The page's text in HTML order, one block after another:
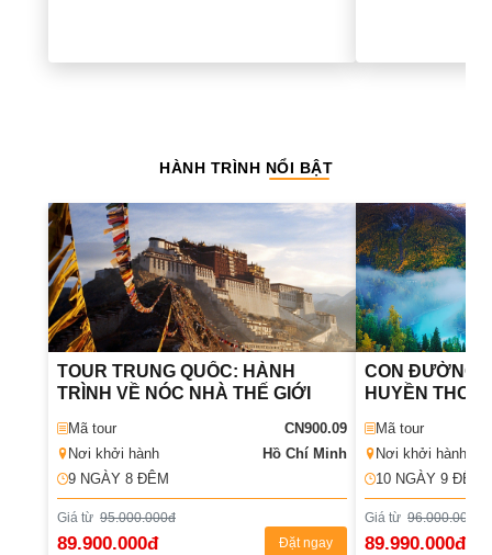
HÀNH TRÌNH NỔI BẬT
TOUR TRUNG QUỐC: HÀNH
TRÌNH VỀ NÓC NHÀ THẾ GIỚI
Mã tour
CN900.09
Nơi khởi hành
Hồ Chí Minh
9 NGÀY 8 ÐÊM
Giá từ 95.000.000đ
89.900.000đ Đặt ngay
CON ĐƯỜNG TƠ
HUYỀN
Mã tour
Nơi khởi hành
10 NGÀY 9 ÐÊM
Giá từ 96.000.000đ
89.990.000đ